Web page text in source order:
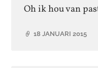
Oh ik hou van
18 JANUARI 2015